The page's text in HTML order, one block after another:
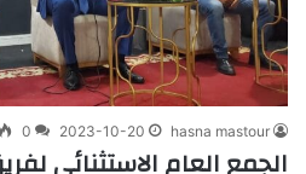
hasna mastour
2023-10-20
0
الجمع العام الاستثنائي